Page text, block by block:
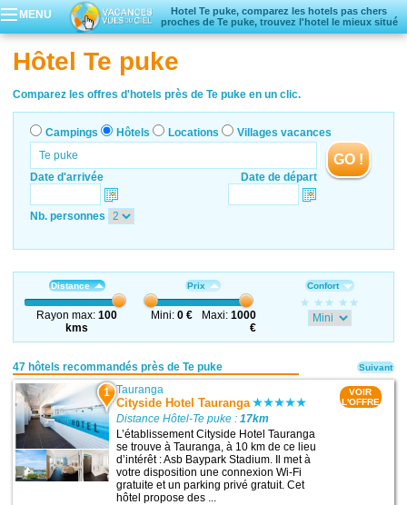
MENU
Hotel Te puke, comparez les hotels pas chers
proches de Te puke, trouvez l'hotel le mieux situé
Hôtel Te puke
Comparez les offres d'hotels près de Te puke en un clic.
Campings Hôtels Locations Villages vacances
Date d'arrivée Date de départ
GO !
Nb. personnes
Distance
Rayon max:100
kms
Prix
Mini: 0 € Maxi:1000
€
Confort
47 hôtels recommandés près de Te puke
1 Tauranga
Cityside Hotel Tauranga
Distance Hôtel-Te puke :17km
L’établissement Cityside Hotel Tauranga
se trouve à Tauranga, à 10 km de ce lieu
d’intérêt : Asb Baypark Stadium. Il met à
votre disposition une connexion Wi-Fi
gratuite et un parking privé gratuit. Cet
hôtel propose des ...
VOIR
L'OFFRE
Suivant